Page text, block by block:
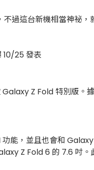
過這台新機相當神祕
Z Fold 特別版
能，並且也會和
Z Fold 6 的 7.6 吋